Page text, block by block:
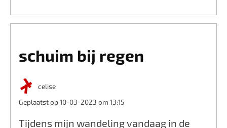
schuim bij regen
celise
Geplaatst op 10-03-2023 om 13:15
Tijdens mijn wandeling vandaag in de